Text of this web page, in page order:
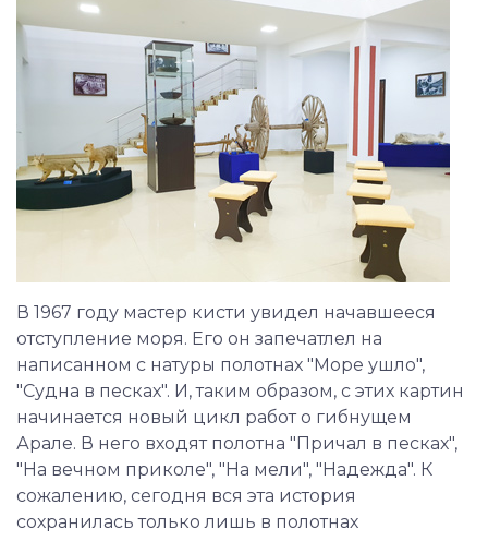
В 1967 году мастер кисти увидел начавшееся
отступление моря. Его он запечатлел на
написанном с натуры полотнах "Море ушло",
"Судна в песках". И, таким образом, с этих картин
начинается новый цикл работ о гибнущем
Арале. В него входят полотна "Причал в песках",
"На вечном приколе", "На мели", "Надежда". К
сожалению, сегодня вся эта история
сохранилась только лишь в полотнах